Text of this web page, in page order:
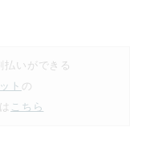
払いができる
ト の
こちら